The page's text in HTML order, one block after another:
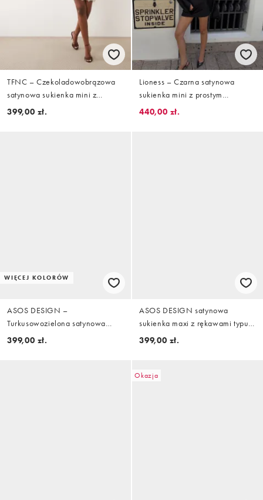
TFNC – Czekoladowobrązowa
satynowa sukienka mini z
prostym dekoltem, długimi
399,00 zł.
Lioness – Czarna satynowa
sukienka mini z prostym
dekoltem, rozkloszowanymi
440,00 zł.
WIĘCEJ KOLORÓW
ASOS DESIGN –
Turkusowozielona satynowa
sukienka maxi z zabudowanym
399,00 zł.
ASOS DESIGN satynowa
sukienka maxi z rękawami typu
flute w marmurkowym odcieniu
399,00 zł.
Okazja